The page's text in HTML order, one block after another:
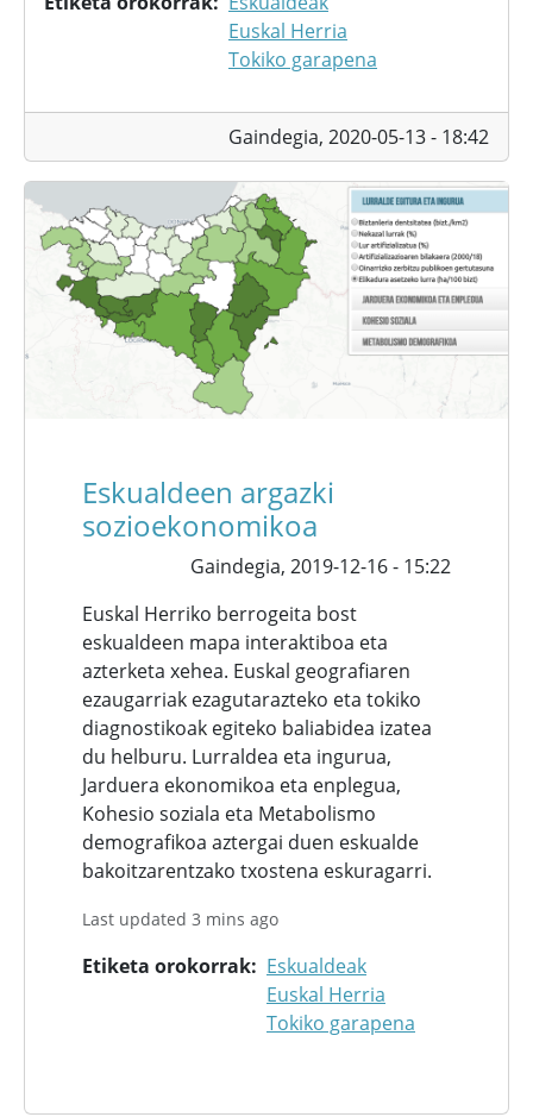
Euskal Herria
Tokiko garapena
Gaindegia, 2020-05-13 - 18:42
Eskualdeen argazki
sozioekonomikoa
Gaindegia, 2019-12-16 - 15:22
Euskal Herriko berrogeita bost
eskualdeen mapa interaktiboa eta
azterketa xehea. Euskal geografiaren
ezaugarriak ezagutarazteko eta tokiko
diagnostikoak egiteko baliabidea izatea
du helburu. Lurraldea eta ingurua,
Jarduera ekonomikoa eta enplegua,
Kohesio soziala eta Metabolismo
demografikoa aztergai duen eskualde
bakoitzarentzako txostena eskuragarri.
Last updated 3 mins ago
Etiketa orokorrak
Eskualdeak
Euskal Herria
Tokiko garapena